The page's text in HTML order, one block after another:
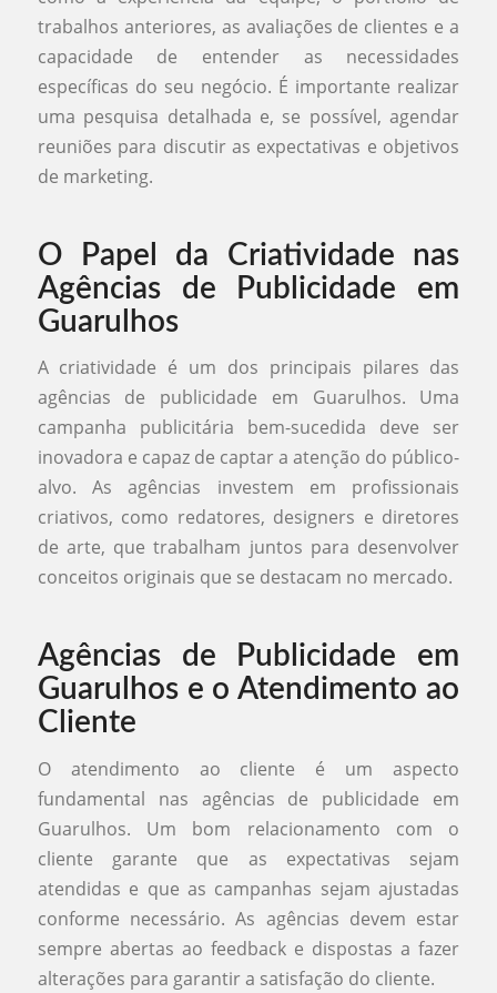
trabalhos anteriores, as avaliações de clientes e a
capacidade de entender as necessidades
específicas do seu negócio. É importante realizar
uma pesquisa detalhada e, se possível, agendar
reuniões para discutir as expectativas e objetivos
de marketing.
O Papel da Criatividade nas
Agências de Publicidade em
Guarulhos
A criatividade é um dos principais pilares das
agências de publicidade em Guarulhos. Uma
campanha publicitária bem-sucedida deve ser
inovadora e capaz de captar a atenção do público-
alvo. As agências investem em profissionais
criativos, como redatores, designers e diretores
de arte, que trabalham juntos para desenvolver
conceitos originais que se destacam no mercado.
Agências de Publicidade em
Guarulhos e o Atendimento ao
Cliente
O atendimento ao cliente é um aspecto
fundamental nas agências de publicidade em
Guarulhos. Um bom relacionamento com o
cliente garante que as expectativas sejam
atendidas e que as campanhas sejam ajustadas
conforme necessário. As agências devem estar
sempre abertas ao feedback e dispostas a fazer
alterações para garantir a satisfação do cliente.